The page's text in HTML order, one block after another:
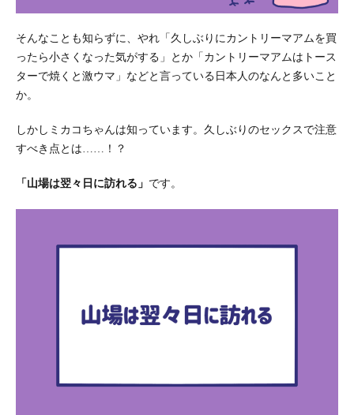
そんなことも知らずに、やれ「久しぶりにカントリーマアムを買
ったら小さくなった気がする」とか「カントリーマアムはトース
ターで焼くと激ウマ」などと言っている日本人のなんと多いこと
か。
しかしミカコちゃんは知っています。久しぶりのセックスで注意
すべき点とは……！？
「山場は翌々日に訪れる」 です。